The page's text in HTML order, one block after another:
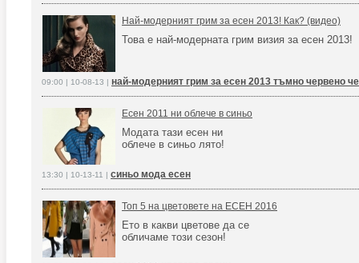
Най-модерният грим за есен 2013! Как? (видео)
Това е най-модерната грим визия за есен 2013!
09:00 | 10-08-13 | най-модерният грим за есен 2013 тъмно червено
Есен 2011 ни облече в синьо
Модата тази есен ни
облече в синьо лято!
13:30 | 10-13-11 | синьо мода есен
Топ 5 на цветовете на ЕСЕН 2016
Ето в какви цветове да се
обличаме този сезон!